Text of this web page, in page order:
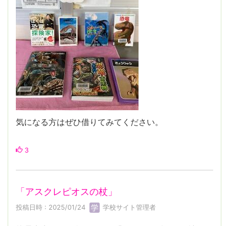
気になる方はぜひ借りてみてください。
3
「アスクレピオスの杖」
投稿日時 : 2025/01/24 学校サイト管理者